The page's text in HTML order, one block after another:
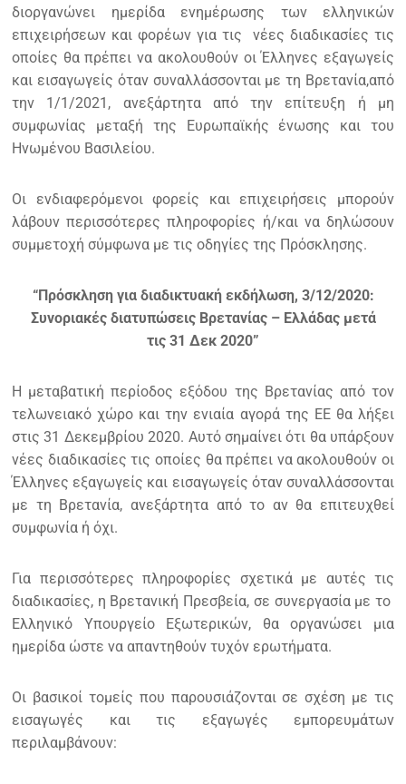
διοργανώνει ημερίδα ενημέρωσης των ελληνικών
επιχειρήσεων και φορέων για τις νέες διαδικασίες τις
οποίες θα πρέπει να ακολουθούν οι Έλληνες εξαγωγείς
και εισαγωγείς όταν συναλλάσσονται με τη Βρετανία,από
την 1/1/2021, ανεξάρτητα από την επίτευξη ή μη
συμφωνίας μεταξή της Ευρωπαϊκής ένωσης και του
Ηνωμένου Βασιλείου.
Οι ενδιαφερόμενοι φορείς και επιχειρήσεις μπορούν
λάβουν περισσότερες πληροφορίες ή/και να δηλώσουν
συμμετοχή σύμφωνα με τις οδηγίες της Πρόσκλησης.
“Πρόσκληση για διαδικτυακή εκδήλωση, 3/12/2020:
Συνοριακές διατυπώσεις Βρετανίας – Ελλάδας μετά
τις 31 Δεκ 2020”
Η μεταβατική περίοδος εξόδου της Βρετανίας από τον
τελωνειακό χώρο και την ενιαία αγορά της ΕΕ θα λήξει
στις 31 Δεκεμβρίου 2020. Αυτό σημαίνει ότι θα υπάρξουν
νέες διαδικασίες τις οποίες θα πρέπει να ακολουθούν οι
Έλληνες εξαγωγείς και εισαγωγείς όταν συναλλάσσονται
με τη Βρετανία, ανεξάρτητα από το αν θα επιτευχθεί
συμφωνία ή όχι.
Για περισσότερες πληροφορίες σχετικά με αυτές τις
διαδικασίες, η Βρετανική Πρεσβεία, σε συνεργασία με το
Ελληνικό Υπουργείο Εξωτερικών, θα οργανώσει μια
ημερίδα ώστε να απαντηθούν τυχόν ερωτήματα.
Οι βασικοί τομείς που παρουσιάζονται σε σχέση με τις
εισαγωγές και τις εξαγωγές εμπορευμάτων
περιλαμβάνουν: